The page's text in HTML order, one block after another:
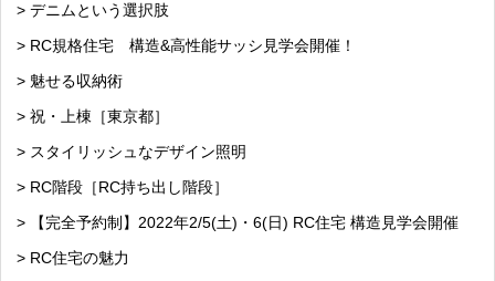
> デニムという選択肢
> RC規格住宅 構造&高性能サッシ見学会開催！
> 魅せる収納術
> 祝・上棟［東京都］
> スタイリッシュなデザイン照明
> RC階段［RC持ち出し階段］
> 【完全予約制】2022年2/5(土)・6(日) RC住宅 構造見学会開催
> RC住宅の魅力